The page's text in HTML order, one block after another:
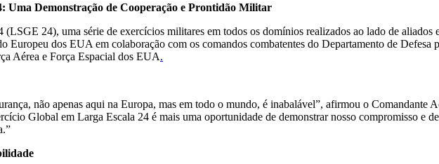
Uma Demonstração de Cooperação e Prontidão Militar
24), uma série de exercícios militares em todos os domínios realizados ao lado de aliados
Europeu dos EUA em colaboração com os comandos combatentes do Departamento de
Aérea e Força Espacial dos EUA.
não apenas aqui na Europa, mas em todo o mundo, é inabalável”, afirmou o
Global em Larga Escala 24 é mais uma oportunidade de demonstrar nosso compromisso e